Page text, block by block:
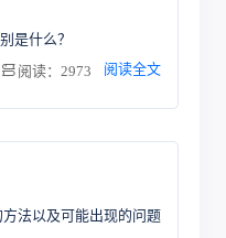
是什么？
阅读：2973 阅读全文
法以及可能出现的问题